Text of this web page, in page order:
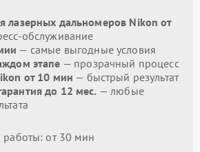
лазерных дальномеров Nikon от
обслуживание
— самые выгодные условия
этапе — прозрачный процесс
от 10 мин — быстрый результат
до 12 мес. — любые
работы: от 30 мин